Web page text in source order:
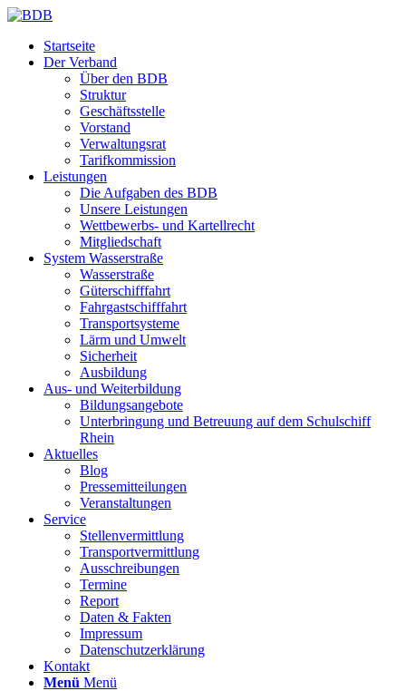
Startseite
Der Verband
Über den BDB
Struktur
Geschäftsstelle
Vorstand
Verwaltungsrat
Tarifkommission
Leistungen
Die Aufgaben des BDB
Unsere Leistungen
Wettbewerbs- und Kartellrecht
Mitgliedschaft
System Wasserstraße
Wasserstraße
Güterschifffahrt
Fahrgastschifffahrt
Transportsysteme
Lärm und Umwelt
Sicherheit
Ausbildung
Aus- und Weiterbildung
Bildungsangebote
Unterbringung und Betreuung auf dem Schulschiff
Rhein
Aktuelles
Blog
Pressemitteilungen
Veranstaltungen
Service
Stellenvermittlung
Transportvermittlung
Ausschreibungen
Termine
Report
Daten & Fakten
Impressum
Datenschutzerklärung
Kontakt
Menü Menü